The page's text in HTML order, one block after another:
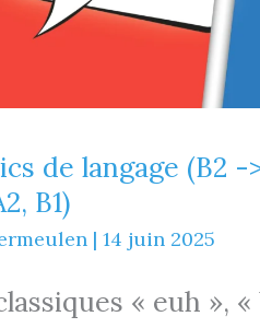
de langage (B2
B1)
| 14 juin 2025
« euh »,